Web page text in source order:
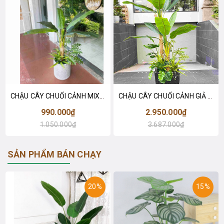
990.000₫
1.050.000₫
2.950.000₫
3.687.000₫
SẢN PHẨM BÁN CHẠY
20% 15%